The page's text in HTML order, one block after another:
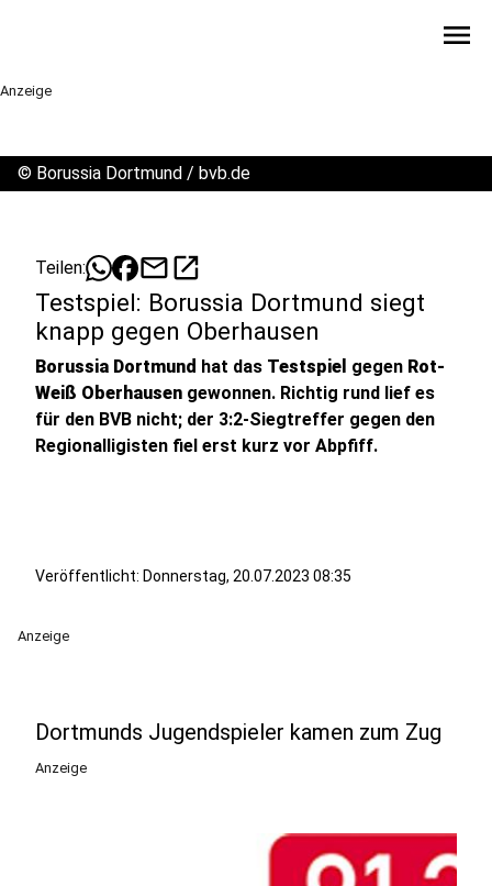
menu
Anzeige
© Borussia Dortmund / bvb.de
Teilen: mailopen_in_new
Testspiel: Borussia Dortmund siegt
knapp gegen Oberhausen
Borussia Dortmund hat das Testspiel gegen Rot-
Weiß Oberhausen gewonnen. Richtig rund lief es
für den BVB nicht; der 3:2-Siegtreffer gegen den
Regionalligisten fiel erst kurz vor Abpfiff.
Veröffentlicht: Donnerstag, 20.07.2023 08:35
Anzeige
Dortmunds Jugendspieler kamen zum Zug
Anzeige